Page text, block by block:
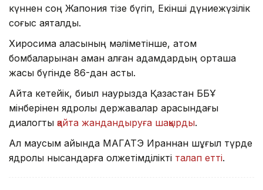
күннен соң Жапония тізе бүгіп, Екінші дүниежүзілік
соғыс аяқталды.
Хиросима қаласының мәліметінше, атом
бомбаларынан аман қалған адамдардың орташа
жасы бүгінде 86-дан асты.
Айта кетейік, биыл наурызда Қазақстан ББҰ
мінберінен ядролық державалар арасындағы
диалогты қайта жандандыруға шақырды.
Ал маусым айында МАГАТЭ Ираннан шұғыл түрде
ядролық нысандарға қолжетімділікті талап етті.